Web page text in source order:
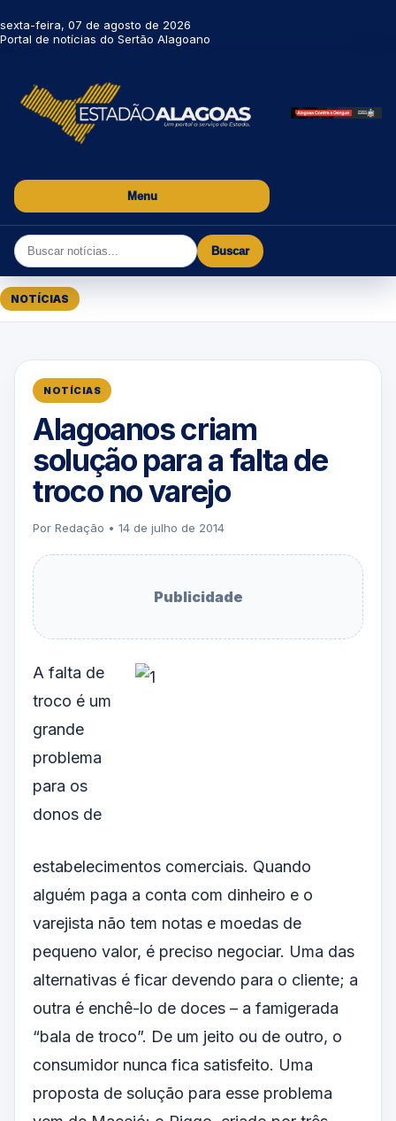
sexta-feira, 07 de agosto de 2026
Portal de notícias do Sertão Alagoano
Menu
Buscar
NOTÍCIAS
NOTÍCIAS
Alagoanos criam
solução para a falta de
troco no varejo
Por Redação • 14 de julho de 2014
Publicidade
A falta de
troco é um
grande
problema
para os
donos de
estabelecimentos comerciais. Quando
alguém paga a conta com dinheiro e o
varejista não tem notas e moedas de
pequeno valor, é preciso negociar. Uma das
alternativas é ficar devendo para o cliente; a
outra é enchê-lo de doces – a famigerada
“bala de troco”. De um jeito ou de outro, o
consumidor nunca fica satisfeito. Uma
proposta de solução para esse problema